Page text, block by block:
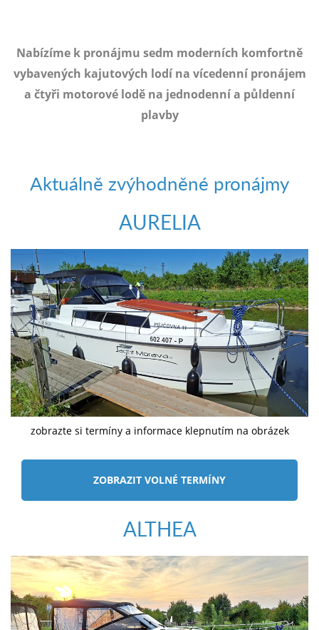
Nabízíme k pronájmu sedm moderních komfortně
vybavených kajutových lodí na vícedenní pronájem
a čtyři motorové lodě na jednodenní a půldenní
plavby
Aktuálně zvýhodněné pronájmy
AURELIA
zobrazte si termíny a informace klepnutím na obrázek
ZOBRAZIT VOLNÉ TERMÍNY
ALTHEA
objednat
poukaz